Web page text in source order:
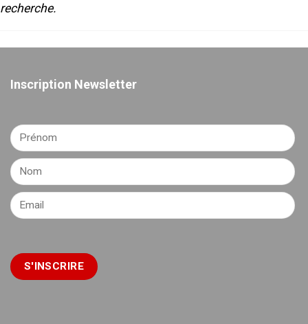
recherche.
Inscription Newsletter